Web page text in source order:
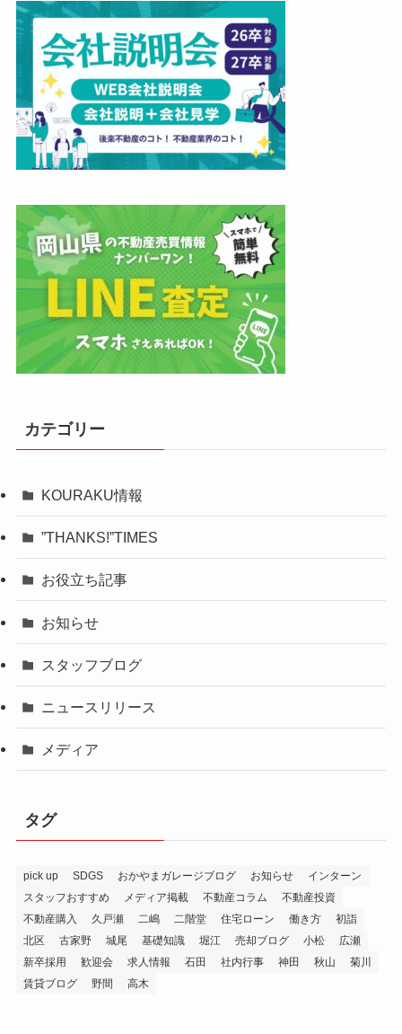
カテゴリー
KOURAKU情報
”THANKS!”TIMES
お役立ち記事
お知らせ
スタッフブログ
ニュースリリース
メディア
タグ
pick up SDGS おかやまガレージブログ お知らせ
インターン
スタッフおすすめ
メディア掲載 不動産コラム
不動産投資
不動産購入
久戸瀬 二嶋 二階堂 住宅ローン 働き方
初詣
北区
古家野 城尾 基礎知識 堀江 売却ブログ 小松
広瀬
新卒採用
歓迎会 求人情報 石田 社内行事 神田 秋山
菊川
賃貸ブログ
野間 高木